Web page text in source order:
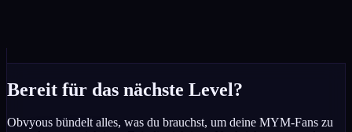
Bereit für das nächste Level?
Obvyous bündelt alles, was du brauchst, um deine MYM-Fans zu